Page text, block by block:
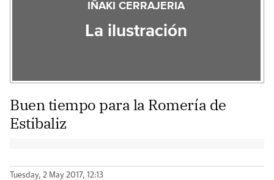
IÑAKI CERRAJERIA
La ilustración
Buen tiempo para la Romería de
Estibaliz
Tuesday, 2 May 2017, 12:13